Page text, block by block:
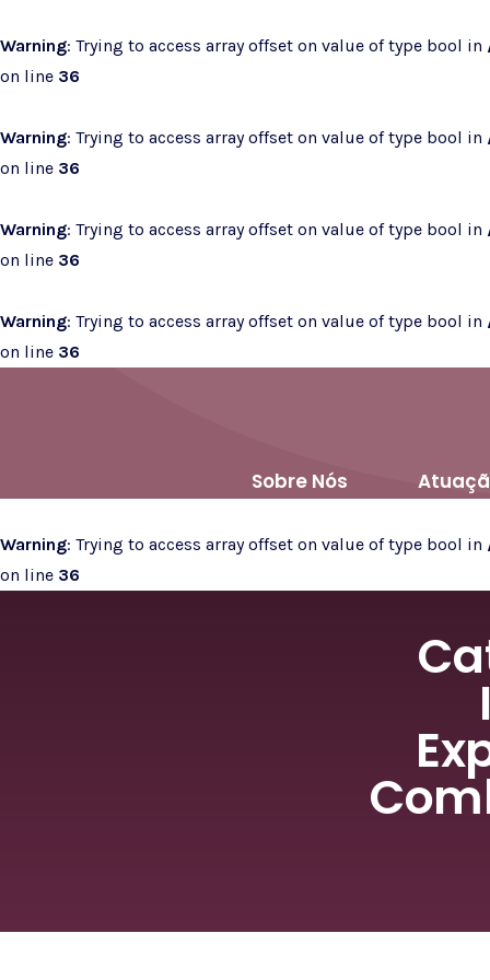
Warning: Trying to access array offset on value of type bool in
on line 36
Warning: Trying to access array offset on value of type bool in
on line 36
Warning: Trying to access array offset on value of type bool in
on line 36
Warning: Trying to access array offset on value of type bool in
on line 36
Sobre Nós
Warning: Trying to access array offset on value of type bool in
on line 36